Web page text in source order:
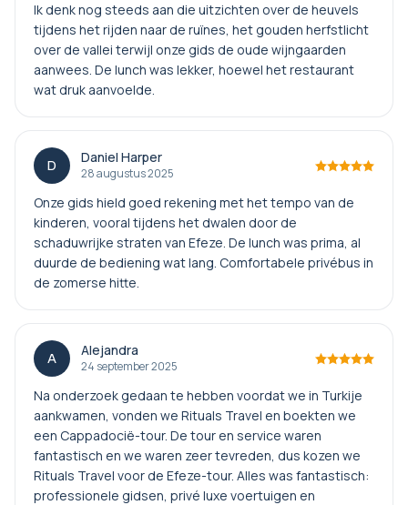
Ik denk nog steeds aan die uitzichten over de heuvels
tijdens het rijden naar de ruïnes, het gouden herfstlicht
over de vallei terwijl onze gids de oude wijngaarden
aanwees. De lunch was lekker, hoewel het restaurant
wat druk aanvoelde.
D Daniel Harper
28 augustus 2025
Onze gids hield goed rekening met het tempo van de
kinderen, vooral tijdens het dwalen door de
schaduwrijke straten van Efeze. De lunch was prima, al
duurde de bediening wat lang. Comfortabele privébus in
de zomerse hitte.
A Alejandra
24 september 2025
Na onderzoek gedaan te hebben voordat we in Turkije
aankwamen, vonden we Rituals Travel en boekten we
een Cappadocië-tour. De tour en service waren
fantastisch en we waren zeer tevreden, dus kozen we
Rituals Travel voor de Efeze-tour. Alles was fantastisch:
professionele gidsen, privé luxe voertuigen en